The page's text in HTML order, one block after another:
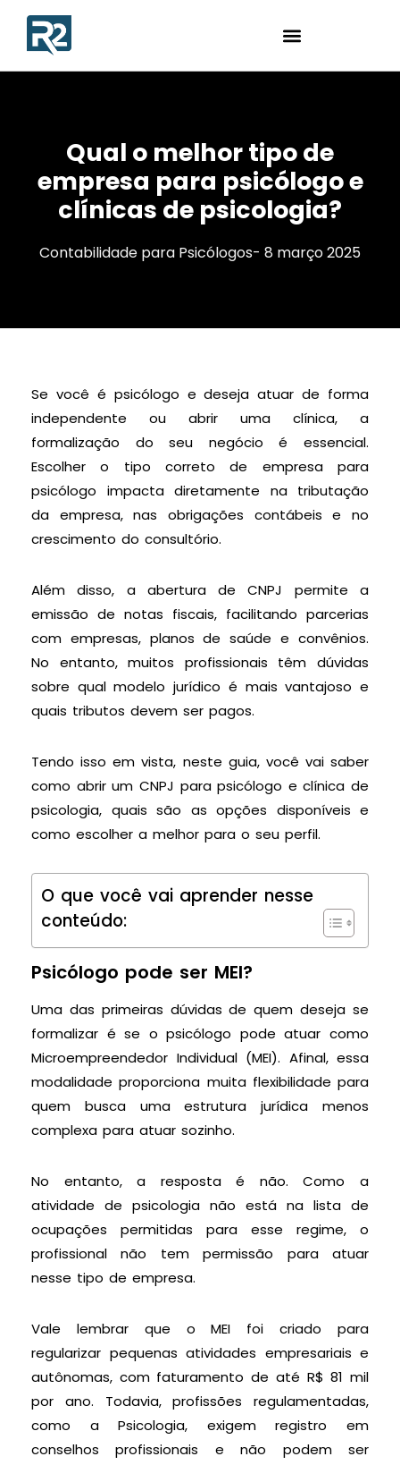
Qual o melhor tipo de
empresa para psicólogo e
clínicas de psicologia?
Contabilidade para Psicólogos- 8 março 2025
Se você é psicólogo e deseja atuar de forma
independente ou abrir uma clínica, a
formalização do seu negócio é essencial.
Escolher o tipo correto de empresa para
psicólogo impacta diretamente na tributação
da empresa, nas obrigações contábeis e no
crescimento do consultório.
Além disso, a abertura de CNPJ permite a
emissão de notas fiscais, facilitando parcerias
com empresas, planos de saúde e convênios.
No entanto, muitos profissionais têm dúvidas
sobre qual modelo jurídico é mais vantajoso e
quais tributos devem ser pagos.
Tendo isso em vista, neste guia, você vai saber
como abrir um CNPJ para psicólogo e clínica de
psicologia, quais são as opções disponíveis e
como escolher a melhor para o seu perfil.
O que você vai aprender nesse
conteúdo:
Psicólogo pode ser MEI?
Uma das primeiras dúvidas de quem deseja se
formalizar é se o psicólogo pode atuar como
Microempreendedor Individual (MEI). Afinal, essa
modalidade proporciona muita flexibilidade para
quem busca uma estrutura jurídica menos
complexa para atuar sozinho.
No entanto, a resposta é não. Como a
atividade de psicologia não está na lista de
ocupações permitidas para esse regime, o
profissional não tem permissão para atuar
nesse tipo de empresa.
Vale lembrar que o MEI foi criado para
regularizar pequenas atividades empresariais e
autônomas, com faturamento de até R$ 81 mil
por ano. Todavia, profissões regulamentadas,
como a Psicologia, exigem registro em
conselhos profissionais e não podem ser